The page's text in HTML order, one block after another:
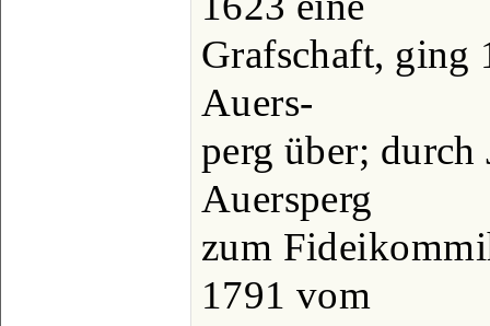
Grafschaft, ging
Auers-
perg über;
Auersperg
zum
1791 vom